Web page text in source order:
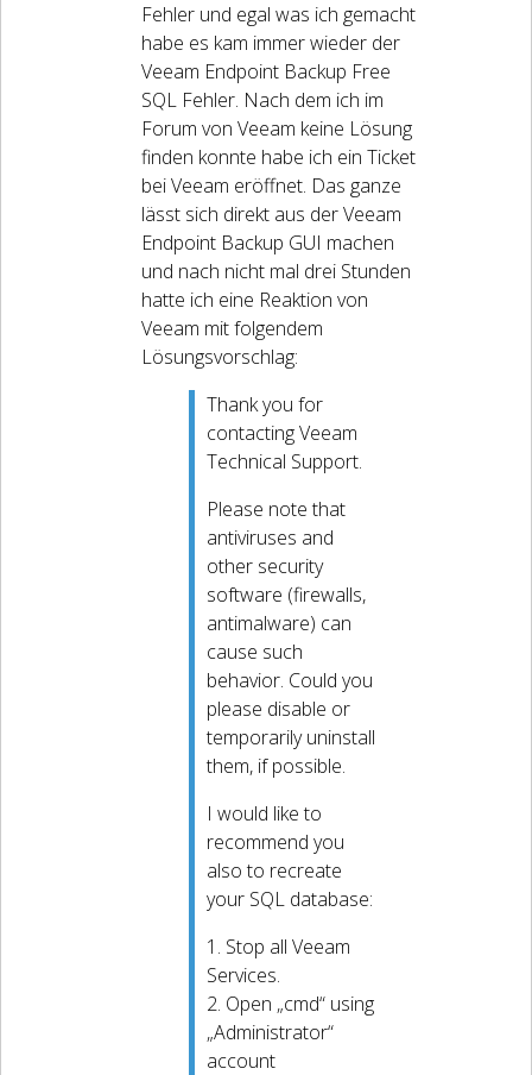
Fehler und egal was ich gemacht
habe es kam immer wieder der
Veeam Endpoint Backup Free
SQL Fehler. Nach dem ich im
Forum von Veeam keine Lösung
finden konnte habe ich ein Ticket
bei Veeam eröffnet. Das ganze
lässt sich direkt aus der Veeam
Endpoint Backup GUI machen
und nach nicht mal drei Stunden
hatte ich eine Reaktion von
Veeam mit folgendem
Lösungsvorschlag:
Thank you for
contacting Veeam
Technical Support.
Please note that
antiviruses and
other security
software (firewalls,
antimalware) can
cause such
behavior. Could you
please disable or
temporarily uninstall
them, if possible.
I would like to
recommend you
also to recreate
your SQL database:
1. Stop all Veeam
Services.
2. Open „cmd“ using
„Administrator“
account